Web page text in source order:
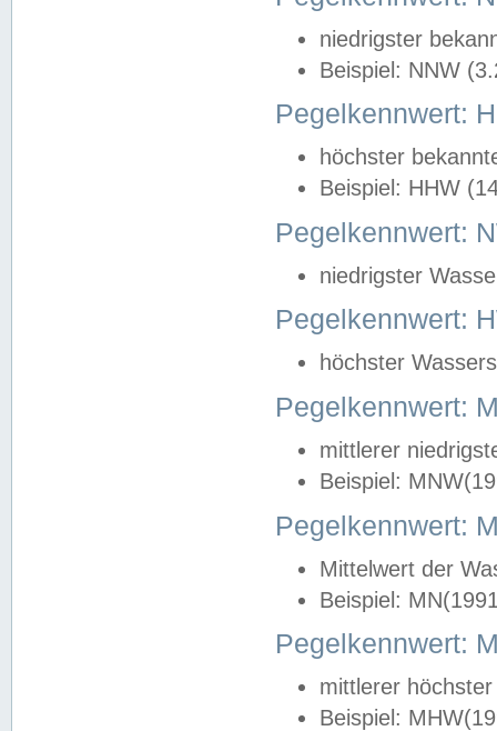
niedrigster
Beispiel: NNW
Pegelkennwert:
höchster
Beispiel: HHW
Pegelkennwert:
niedrigster
Pegelkennwert:
höchster
Pegelkennwert:
mittlerer
Beispiel:
Pegelkennwert:
Mittelwert der
Beispiel:
Pegelkennwert:
mittlerer
Beispiel: